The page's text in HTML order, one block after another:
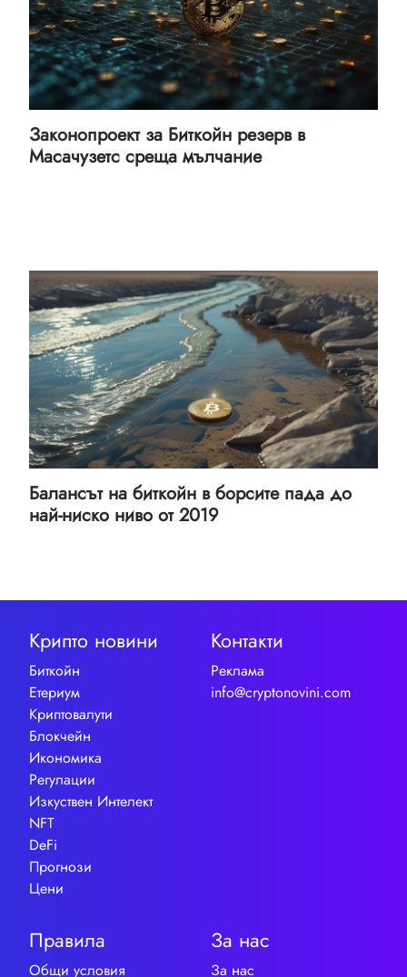
Законопроект за Биткойн резерв в
Масачузетс среща мълчание
Балансът на биткойн в борсите пада до
най-ниско ниво от 2019
Крипто новини
Биткойн
Етериум
Криптовалути
Блокчейн
Икономика
Регулации
Изкуствен Интелект
NFT
DeFi
Прогнози
Цени
Контакти
Реклама
info@cryptonovini.com
Правила
Общи условия
За нас
За нас